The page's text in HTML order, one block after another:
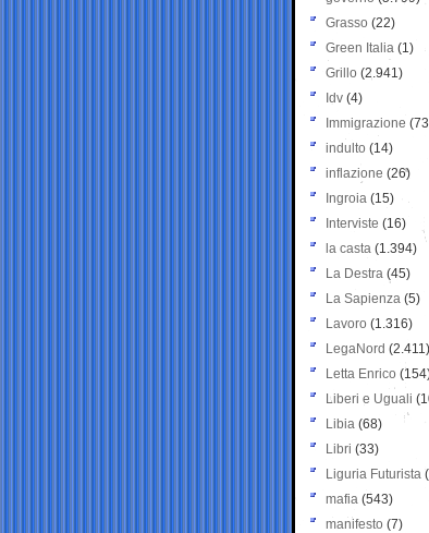
Grasso (22)
Green Italia (1)
Grillo (2.941)
Idv (4)
Immigrazione
indulto (14)
inflazione (26)
Ingroia (15)
Interviste (16)
la casta (1.394)
La Destra (45)
La Sapienza (5)
Lavoro (1.316)
LegaNord (2.411)
Letta Enrico
Liberi e Uguali
Libia (68)
Libri (33)
Liguria Futurista
mafia (543)
manifesto (7)